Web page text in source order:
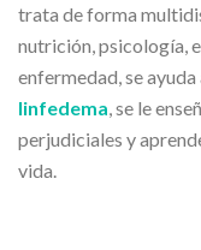
trata de forma
nutrición, psicología,
enfermedad, se
linfedema, se le
perjudiciales y
vida.